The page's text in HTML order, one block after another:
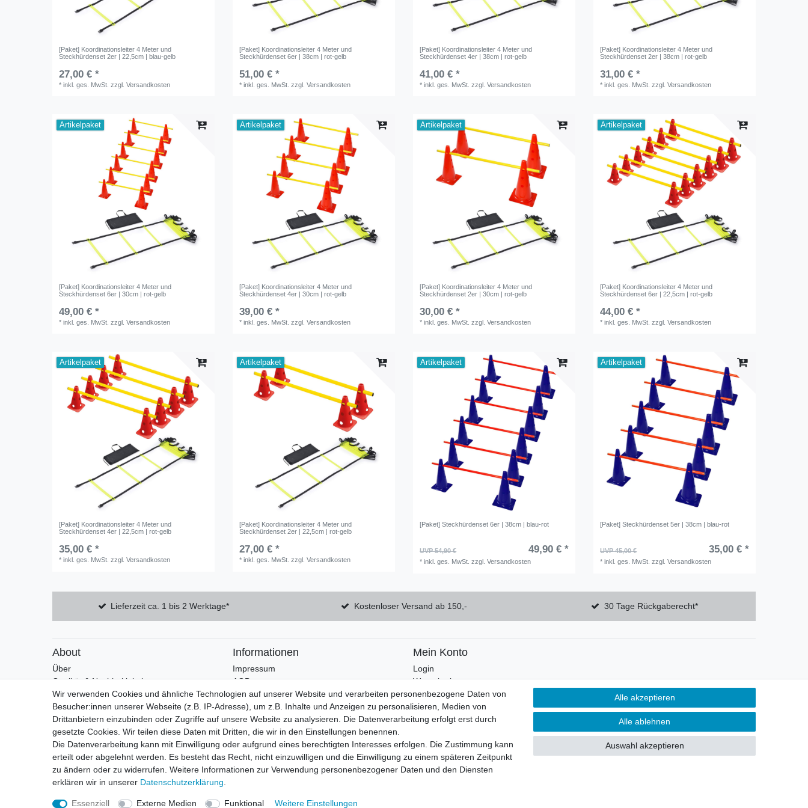
[Paket] Koordinationsleiter 4 Meter und
Steckhürdenset 2er | 22,5cm | blau-gelb
27,00 € *
*inkl. ges. MwSt. zzgl.Versandkosten
[Paket] Koordinationsleiter 4 Meter und
Steckhürdenset 6er | 38cm | rot-gelb
51,00 € *
*inkl. ges. MwSt. zzgl.Versandkosten
[Paket] Koordinationsleiter 4 Meter und
Steckhürdenset 4er | 38cm | rot-gelb
41,00 € *
*inkl. ges. MwSt. zzgl.Versandkosten
[Paket] Koordinationsleiter 4 Meter und
Steckhürdenset 2er | 38cm | rot-gelb
31,00 € *
*inkl. ges. MwSt. zzgl.Versandkosten
Artikelpaket
[Paket] Koordinationsleiter 4 Meter und
Steckhürdenset 6er | 30cm | rot-gelb
49,00 € *
*inkl. ges. MwSt. zzgl.Versandkosten
Artikelpaket
[Paket] Koordinationsleiter 4 Meter und
Steckhürdenset 4er | 30cm | rot-gelb
39,00 € *
*inkl. ges. MwSt. zzgl.Versandkosten
Artikelpaket
[Paket] Koordinationsleiter 4 Meter und
Steckhürdenset 2er | 30cm | rot-gelb
30,00 € *
*inkl. ges. MwSt. zzgl.Versandkosten
Artikelpaket
[Paket] Koordinationsleiter 4 Meter und
Steckhürdenset 6er | 22,5cm | rot-gelb
44,00 € *
*inkl. ges. MwSt. zzgl.Versandkosten
Artikelpaket
[Paket] Koordinationsleiter 4 Meter und
Steckhürdenset 4er | 22,5cm | rot-gelb
35,00 € *
*inkl. ges. MwSt. zzgl.Versandkosten
Artikelpaket
[Paket] Koordinationsleiter 4 Meter und
Steckhürdenset 2er | 22,5cm | rot-gelb
27,00 € *
*inkl. ges. MwSt. zzgl.Versandkosten
Artikelpaket
[Paket] Steckhürdenset 6er | 38cm | blau-rot
UVP 54,90 € 49,90 € *
*inkl. ges. MwSt. zzgl.Versandkosten
Artikelpaket
[Paket] Steckhürdenset 5er | 38cm | blau-rot
UVP 45,00 € 35,00 € *
*inkl. ges. MwSt. zzgl.Versandkosten
Lieferzeit ca. 1 bis 2 Werktage* Kostenloser Versand ab 150,- 30 Tage Rückgaberecht*
About
Über
Qualität & Nachhaltigkeit
FAQ
Informationen
Impressum
AGB
Datenschutz
Widerrufsbelehrung
Zahlung und Versand
Mein Konto
Login
Warenkorb
Wunschliste
© Copyright 2026 | Alle Rechte vorbehalten.
* Die Regellieferzeit gilt nicht für Artikel mit Werbeanbringung oder Sonderanfertigungen. Zudem sind diese Artikel vom Rückgaberecht ausgeschlossen.
Wir verwenden Cookies und ähnliche Technologien auf unserer Website und verarbeiten personenbezogene Daten von
Besucher:innen unserer Webseite (z.B. IP-Adresse), um z.B. Inhalte und Anzeigen zu personalisieren, Medien von
Drittanbietern einzubinden oder Zugriffe auf unsere Website zu analysieren. Die Datenverarbeitung erfolgt erst durch
gesetzte Cookies. Wir teilen diese Daten mit Dritten, die wir in den Einstellungen benennen.
Die Datenverarbeitung kann mit Einwilligung oder aufgrund eines berechtigten Interesses erfolgen. Die Zustimmung kann
erteilt oder abgelehnt werden. Es besteht das Recht, nicht einzuwilligen und die Einwilligung zu einem späteren Zeitpunkt
zu ändern oder zu widerrufen. Weitere Informationen zur Verwendung personenbezogener Daten und den Diensten
erklären wir in unserer Daten­schutz­erklärung
Essenziell Externe Medien Funktional Weitere Einstellungen
Alle akzeptieren
Alle ablehnen
Auswahl akzeptieren